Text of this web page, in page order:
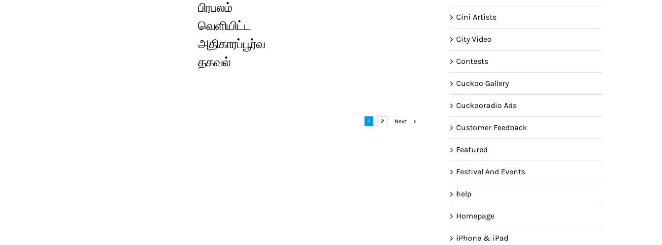
பிரபலம்
வெளியிட்ட
அதிகாரப்பூர்வ
தகவல்
1 2 Next
Cini Artists
City Video
Contests
Cuckoo Gallery
Cuckooradio Ads
Customer Feedback
Featured
Festivel And Events
help
Homepage
iPhone & iPad